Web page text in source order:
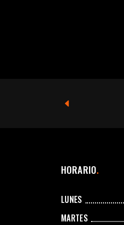
HORARIO
LUNES
MARTES